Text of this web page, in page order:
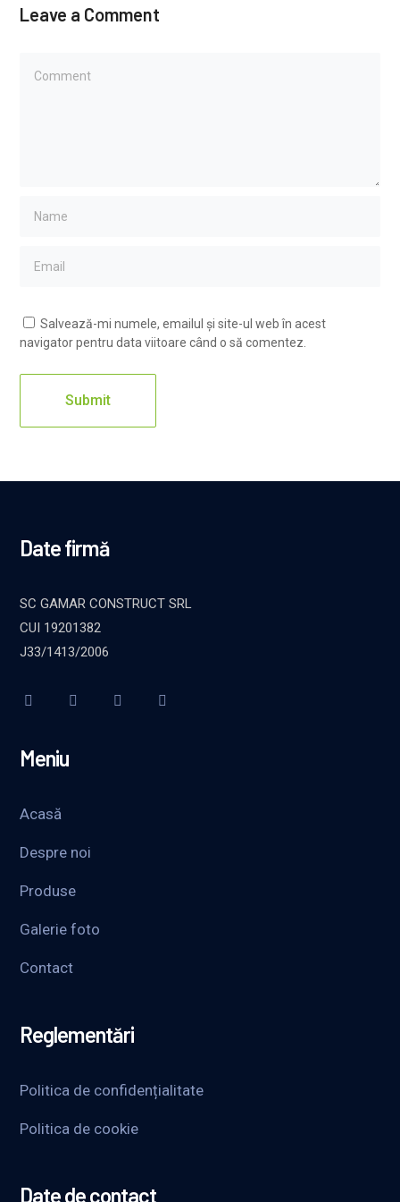
Leave a Comment
Salvează-mi numele, emailul și site-ul web în acest
navigator pentru data viitoare când o să comentez.
Date firmă
SC GAMAR CONSTRUCT SRL
CUI 19201382
J33/1413/2006
Meniu
Acasă
Despre noi
Produse
Galerie foto
Contact
Reglementări
Politica de confidențialitate
Politica de cookie
Date de contact